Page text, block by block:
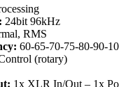
24bit 96kHz
RMS
60-65-70-75-80-90-
(rotary)
1x XLR In/Out – 1x